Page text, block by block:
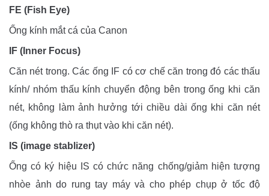
FE (Fish Eye)
Ống kính mắt cá của Canon
IF (Inner Focus)
Căn nét trong. Các ống IF có cơ chế căn trong đó các thấu
kính/ nhóm thấu kính chuyển động bên trong ống khi căn
nét, không làm ảnh hưởng tới chiều dài ống khi căn nét
(ống không thò ra thụt vào khi căn nét).
IS (image stablizer)
Ống có ký hiệu IS có chức năng chống/giảm hiện tượng
nhòe ảnh do rung tay máy và cho phép chụp ở tốc độ